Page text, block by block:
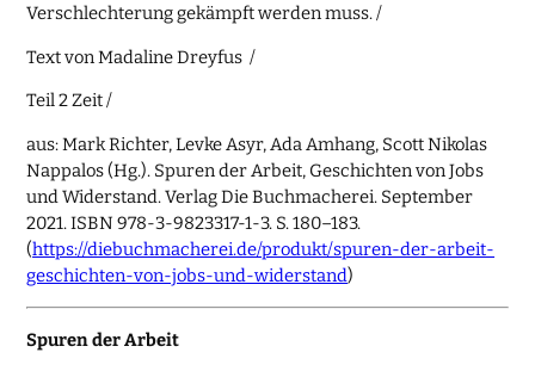
Verschlechterung gekämpft werden muss. /
Text von Madaline Dreyfus /
Teil 2 Zeit /
aus: Mark Richter, Levke Asyr, Ada Amhang, Scott Nikolas
Nappalos (Hg.). Spuren der Arbeit, Geschichten von Jobs
und Widerstand. Verlag Die Buchmacherei. September
2021. ISBN 978-3-9823317-1-3. S. 180–183.
(https://diebuchmacherei.de/produkt/spuren-der-arbeit-
geschichten-von-jobs-und-widerstand)
Spuren der Arbeit